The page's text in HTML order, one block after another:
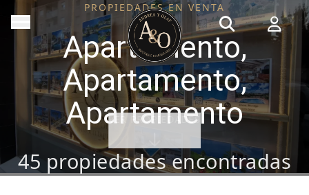
PROPIEDADES EN VENTA
Apartamento,
Apartamento,
Apartamento
45 propiedades encontradas
VER PROPIEDADES